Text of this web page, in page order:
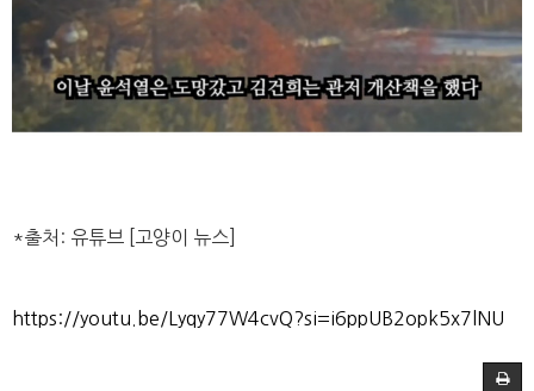
*출처: 유튜브 [고양이 뉴스]
https://youtu.be/Lyqy77W4cvQ?si=i6ppUB2opk5x7lNU